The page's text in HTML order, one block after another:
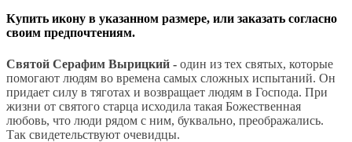
Купить икону в указанном размере, или заказать согласно
своим предпочтениям.
Святой Серафим Вырицкий - один из тех святых, которые
помогают людям во времена самых сложных испытаний. Он
придает силу в тяготах и возвращает людям в Господа. При
жизни от святого старца исходила такая Божественная
любовь, что люди рядом с ним, буквально, преображались.
Так свидетельствуют очевидцы.